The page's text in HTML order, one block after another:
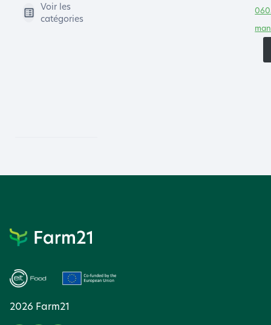
Voir les
catégories
2026 Farm21